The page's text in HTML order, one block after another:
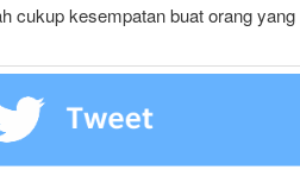
cukup kesempatan buat orang